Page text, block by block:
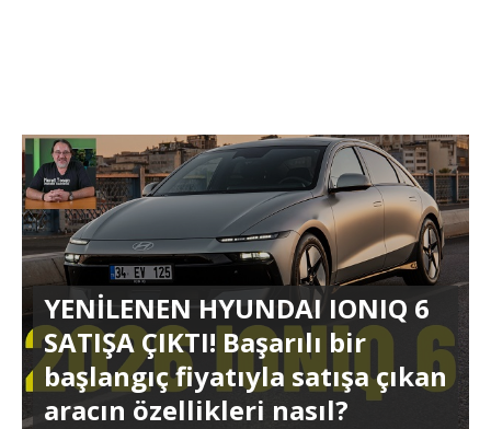
YENİLENEN HYUNDAI IONIQ 6
SATIŞA ÇIKTI! Başarılı bir
başlangıç fiyatıyla satışa çıkan
aracın özellikleri nasıl?